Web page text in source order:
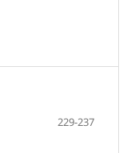
229-237